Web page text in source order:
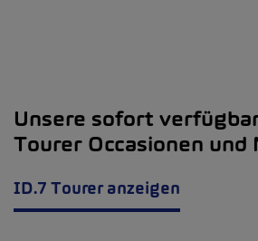
Unsere sofort
Tourer Occasionen und
ID.7 Tourer anzeigen